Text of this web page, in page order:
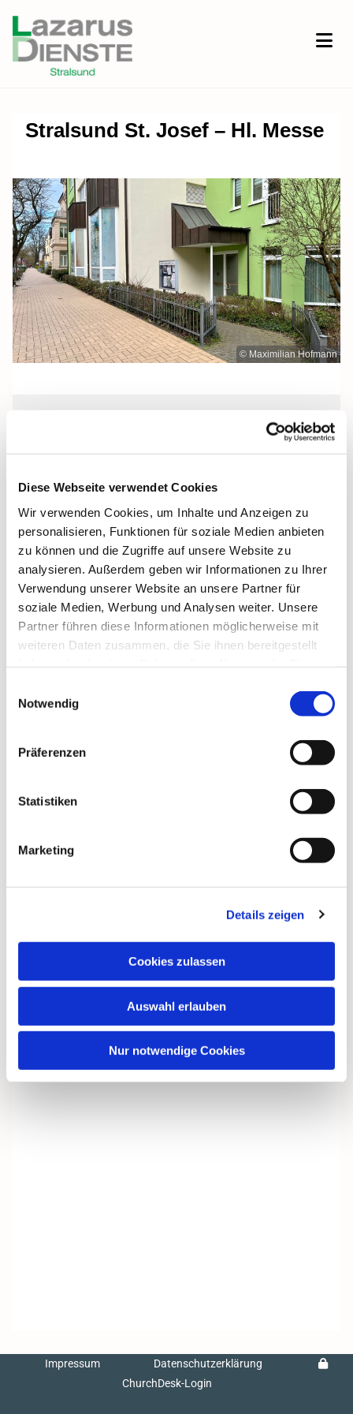
Diese Webseite verwendet Cookies
Wir verwenden Cookies, um Inhalte und Anzeigen zu
personalisieren, Funktionen für soziale Medien anbieten
zu können und die Zugriffe auf unsere Website zu
analysieren. Außerdem geben wir Informationen zu Ihrer
Verwendung unserer Website an unsere Partner für
soziale Medien, Werbung und Analysen weiter. Unsere
Partner führen diese Informationen möglicherweise mit
weiteren Daten zusammen, die Sie ihnen bereitgestellt
Notwendig
Präferenzen
Statistiken
Marketing
Details zeigen
Cookies zulassen
Auswahl erlauben
Nur notwendige Cookies
Stralsund St. Josef – Hl. Messe
© Maximilian Hofmann
Mittwoch, 3. März 2027, 17:00 Uhr
St. Josef, Stralsund, Jungfernstieg 3A,
18437 Stralsund
Dies könnte Sie auch
Impressum
Datenschutzerklärung
ChurchDesk-Login